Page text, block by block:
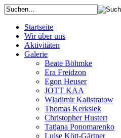
Startseite
Wir über uns
Aktivitäten
Galerie
Beate Böhmke
Era Freidzon
Egon Heuser
JOTT KAA
Wladimir Kalistratow
Thomas Kerksiek
Christopher Hustert
Tatjana Ponomarenko
Luise Kött-Gärtner